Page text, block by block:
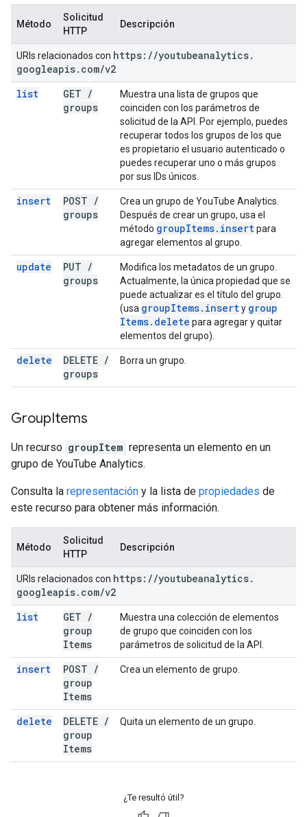
Método
Solicitud
HTTP
Descripción
URIs relacionados con https: //youtubeanalytics.
googleapis. com/v2
list
GET /
groups
Muestra una lista de grupos que
coinciden con los parámetros de
solicitud de la API. Por ejemplo, puedes
recuperar todos los grupos de los que
es propietario el usuario autenticado o
puedes recuperar uno o más grupos
por sus IDs únicos.
insert POST /
groups
Crea un grupo de YouTube Analytics.
Después de crear un grupo, usa el
método groupItems. insertpara
agregar elementos al grupo.
update PUT /
groups
Modifica los metadatos de un grupo.
Actualmente, la única propiedad que se
puede actualizar es el título del grupo.
(usa groupItems. inserty group
Items. delete para agregar y quitar
elementos del grupo).
delete DELETE /
groups
Borra un grupo.
GroupItems
Un recurso groupItem representa un elemento en un
grupo de YouTube Analytics.
Consulta la representación y la lista de propiedades de
este recurso para obtener más información.
Método
Solicitud
HTTP
Descripción
URIs relacionados con https: //youtubeanalytics.
googleapis. com/v2
list
GET /
group
Items
Muestra una colección de elementos
de grupo que coinciden con los
parámetros de solicitud de la API.
insert POST /
group
Items
Crea un elemento de grupo.
delete DELETE /
group
Items
Quita un elemento de un grupo.
¿Te resultó útil?